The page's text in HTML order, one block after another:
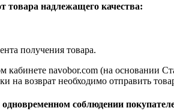
товара надлежащего качества:
получения товара.
кабинете navobor.com (на основании
на возврат необходимо отправить
соблюдении